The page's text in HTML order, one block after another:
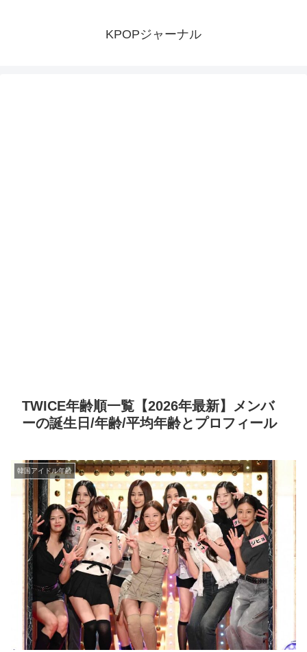
KPOPジャーナル
TWICE年齢順一覧【2026年最新】メンバ
ーの誕生日/年齢/平均年齢とプロフィール
韓国アイドル年齢